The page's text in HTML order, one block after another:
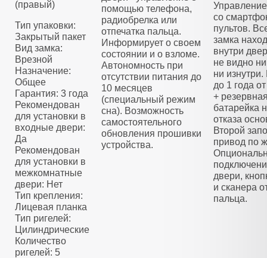
(правый)
Тип упаковки:
Закрытый пакет
Вид замка:
Врезной
Назначение:
Общее
Гарантия: 3 года
Рекомендован
для установки в
входные двери:
Да
Рекомендован
для установки в
межкомнатные
двери: Нет
Тип крепления:
Лицевая планка
Тип ригелей:
Цилиндрические
Количество
ригелей: 5
помощью телефона,
радиобрелка или
отпечатка пальца.
Информирует о своем
состоянии и о взломе.
Автономность при
отсутствии питания до
10 месяцев
(специальный режим
сна). Возможность
самостоятельного
обновления прошивки
устройства.
со
пультов.
замка
внутри
не видно
ни изнутри.
до 1 года
+
батарейка
отказа
Второй
привод по
двери,
и сканера
пальца.